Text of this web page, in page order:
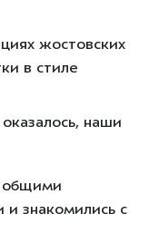
жостовских
в стиле
наши
общими
и знакомились с